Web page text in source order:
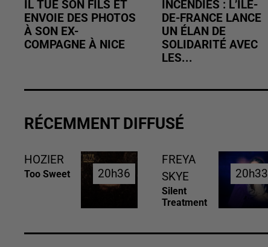
IL TUE SON FILS ET
ENVOIE DES PHOTOS
À SON EX-
COMPAGNE À NICE
INCENDIES : L’ÎLE-
DE-FRANCE LANCE
UN ÉLAN DE
SOLIDARITÉ AVEC
LES...
RÉCEMMENT DIFFUSÉ
HOZIER
Too Sweet 20h36
20h36
FREYA
SKYE
Silent
Treatment
20h33
20h33